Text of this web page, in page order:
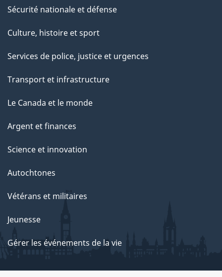
Sécurité nationale et défense
Culture, histoire et sport
Services de police, justice et urgences
Transport et infrastructure
Le Canada et le monde
Argent et finances
Science et innovation
Autochtones
Vétérans et militaires
Jeunesse
Gérer les événements de la vie